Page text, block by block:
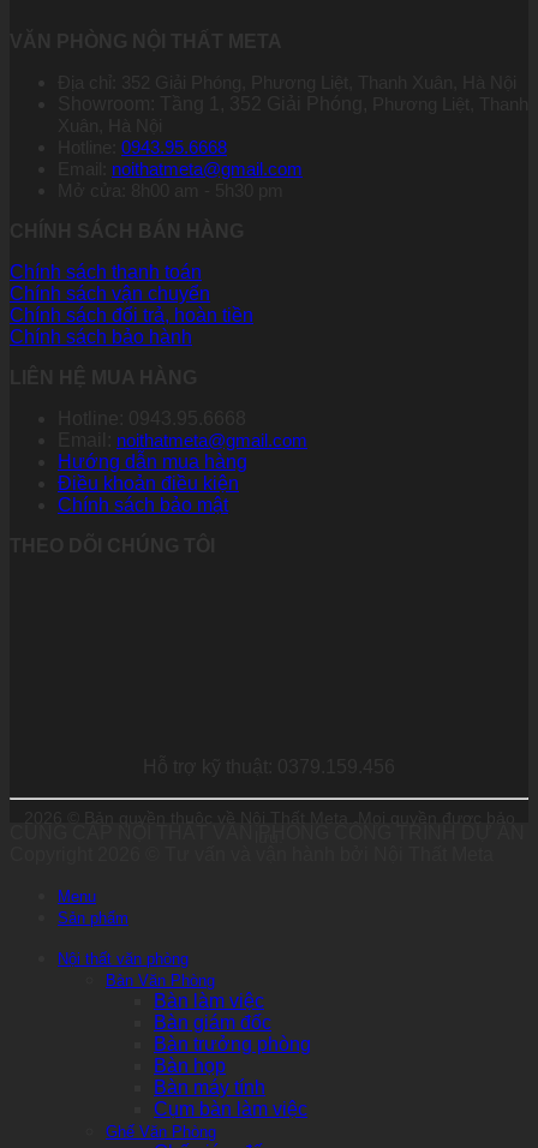
0943.95.6668
noithatmeta@gmail.com
Chính sách thanh toán
Chính sách vận chuyển
Chính sách đổi trả, hoàn tiền
Chính sách bảo hành
noithatmeta@gmail.com
Hướng dẫn mua hàng
Điều khoản điều kiện
Chính sách bảo mật
Menu
Sản phẩm
Nội thất văn phòng
Bàn Văn Phòng
Bàn làm việc
Bàn giám đốc
Bàn trưởng phòng
Bàn họp
Bàn máy tính
Cụm bàn làm việc
Ghế Văn Phòng